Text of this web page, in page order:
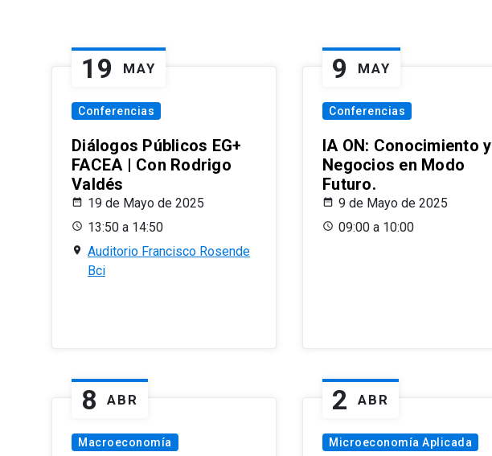
19 MAY
Conferencias
Diálogos Públicos EG+
FACEA | Con Rodrigo
Valdés
19 de Mayo de 2025
13:50 a 14:50
Auditorio Francisco Rosende
Bci
9 MAY
Conferencias
IA ON: Conocimiento y
Negocios en Modo
Futuro.
9 de Mayo de 2025
09:00 a 10:00
8 ABR
Macroeconomía
2 ABR
Microeconomía Aplicada